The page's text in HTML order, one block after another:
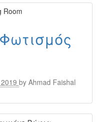
by Ahmad Faishal